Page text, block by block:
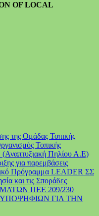
OF LOCAL
της Ομάδας Τοπικής
Τοπικής
(Αναπτυξιακή Πηλίου Α.Ε)
για παρεμβάσεις
Πρόγραμμα LEADER ΣΣ
και τις Σποράδες
ΠΕΕ 209/230
ΓΙΑ ΤΗΝ